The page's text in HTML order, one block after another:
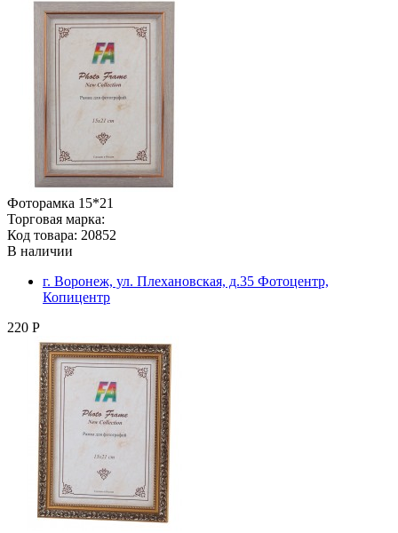
Фоторамка 15*21
Торговая марка:
Код товара: 20852
В наличии
г. Воронеж, ул. Плехановская, д.35 Фотоцентр,
Копицентр
220 Р